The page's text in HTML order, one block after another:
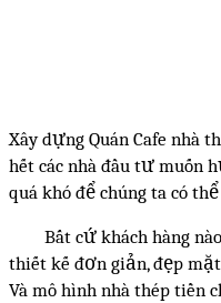
Xây dựng Quán Cafe nhà
hết các nhà đầu tư muốn
quá khó để chúng ta có
Bất cứ khách hàng nào
thiết kế đơn giản, đẹp
Và mô hình nhà thép tiền